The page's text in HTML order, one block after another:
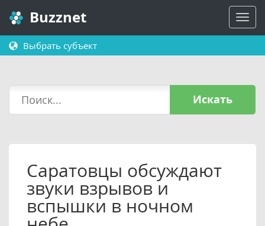
Buzznet
Выбрать субъект
Искать
Саратовцы обсуждают
звуки взрывов и
вспышки в ночном